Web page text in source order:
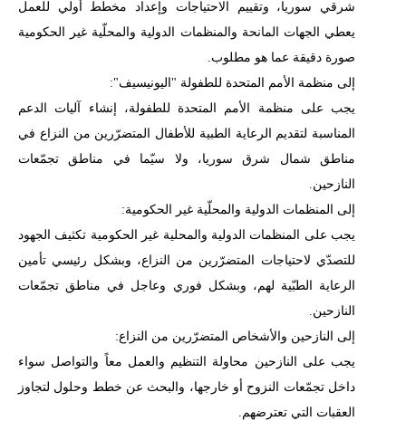
شرقي سوريا، وتقييم الاحتياجات وإعداد مخطط أولي للعمل
يعطي الجهات المانحة والمنظمات الدولية والمحلّية غير الحكومية
صورة دقيقة عما هو مطلوب.
إلى منظمة الأمم المتحدة للطفولة " اليونيسيف":
يجب على منظمة الأمم المتحدة للطفولة، إنشاء آليات الدعم
المناسبة لتقديم الرعاية الطبية للأطفال المتضرّرين من النزاع في
مناطق شمال شرق سوريا، ولا سيّما في مناطق تجمّعات
النازحين.
إلى المنظمات الدولية والمحلّية غير الحكومية:
يجب على المنظمات الدولية والمحلية غير الحكومية تكثيف الجهود
للتصدّي لاحتياجات المتضرّرين من النزاع، وبشكل رئيسي تأمين
الرعاية الطبّية لهم، وبشكل فوري وعاجل في مناطق تجمّعات
النازحين.
إلى النازحين والأشخاص المتضرّرين من النزاع:
يجب على النازحين محاولة التنظيم والعمل معاً والتواصل سواء
داخل تجمّعات النزوح أو خارجها، والبحث عن خطط وحلول لتجاوز
العقبات التي تعترضهم.